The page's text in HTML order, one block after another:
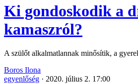
Ki gondoskodik a
kamaszról?
A szülőt alkalmatlannak minősítik, a
Boros Ilona
egyenlőség · 2020. július 2. 17:00